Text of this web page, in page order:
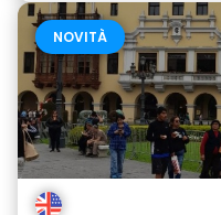
NOVITÀ